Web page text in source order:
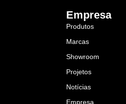
Empresa
Produtos
Marcas
Showroom
Projetos
Notícias
Empresa